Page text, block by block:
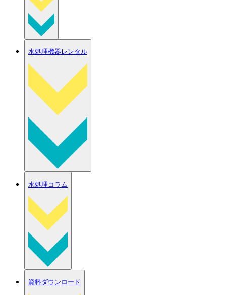
水処理機器レンタル
水処理コラム
資料ダウンロード